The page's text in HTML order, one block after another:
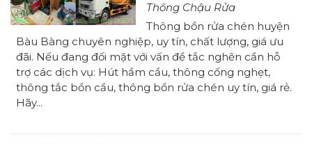
Thông Chậu Rửa
Thông bồn rửa chén huyện
Bàu Bàng chuyên nghiệp, uy tín, chất lượng, giá ưu
đãi. Nếu đang đối mặt với vấn đề tắc nghẽn cần hỗ
trợ các dịch vụ: Hút hầm cầu, thông cống nghẹt,
thông tắc bồn cầu, thông bồn rửa chén uy tín, giá rẻ.
Hãy...